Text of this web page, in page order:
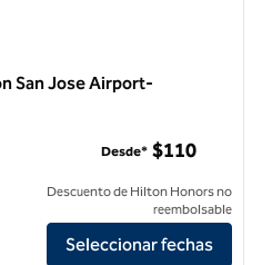
San Jose Airport-
Suites by Hilton San Jose Airport-
Desde* $110
Descuento de Hilton Honors no
reembolsable
Seleccionar fechas